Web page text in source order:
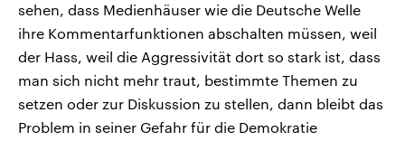
sehen, dass Medienhäuser wie die Deutsche Welle
ihre Kommentarfunktionen abschalten müssen, weil
der Hass, weil die Aggressivität dort so stark ist, dass
man sich nicht mehr traut, bestimmte Themen zu
setzen oder zur Diskussion zu stellen, dann bleibt das
Problem in seiner Gefahr für die Demokratie